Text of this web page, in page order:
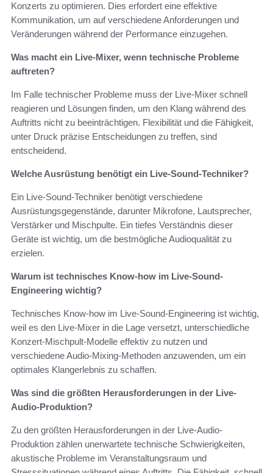
Konzerts zu optimieren. Dies erfordert eine effektive
Kommunikation, um auf verschiedene Anforderungen und
Veränderungen während der Performance einzugehen.
Was macht ein Live-Mixer, wenn technische Probleme
auftreten?
Im Falle technischer Probleme muss der Live-Mixer schnell
reagieren und Lösungen finden, um den Klang während des
Auftritts nicht zu beeinträchtigen. Flexibilität und die Fähigkeit,
unter Druck präzise Entscheidungen zu treffen, sind
entscheidend.
Welche Ausrüstung benötigt ein Live-Sound-Techniker?
Ein Live-Sound-Techniker benötigt verschiedene
Ausrüstungsgegenstände, darunter Mikrofone, Lautsprecher,
Verstärker und Mischpulte. Ein tiefes Verständnis dieser
Geräte ist wichtig, um die bestmögliche Audioqualität zu
erzielen.
Warum ist technisches Know-how im Live-Sound-
Engineering wichtig?
Technisches Know-how im Live-Sound-Engineering ist wichtig,
weil es den Live-Mixer in die Lage versetzt, unterschiedliche
Konzert-Mischpult-Modelle effektiv zu nutzen und
verschiedene Audio-Mixing-Methoden anzuwenden, um ein
optimales Klangerlebnis zu schaffen.
Was sind die größten Herausforderungen in der Live-
Audio-Produktion?
Zu den größten Herausforderungen in der Live-Audio-
Produktion zählen unerwartete technische Schwierigkeiten,
akustische Probleme im Veranstaltungsraum und